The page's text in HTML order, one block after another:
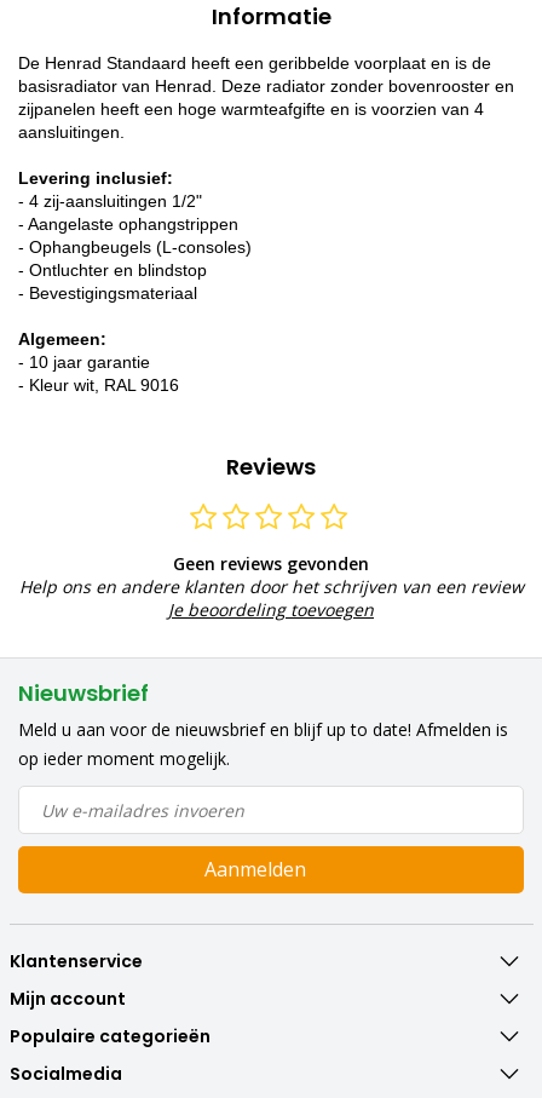
Informatie
De Henrad Standaard heeft een geribbelde voorplaat en is de
basisradiator van Henrad. Deze radiator zonder bovenrooster en
zijpanelen heeft een hoge warmteafgifte en is voorzien van 4
aansluitingen.
Levering inclusief:
- 4 zij-aansluitingen 1/2"
- Aangelaste ophangstrippen
- Ophangbeugels (L-consoles)
- Ontluchter en blindstop
- Bevestigingsmateriaal
Algemeen:
- 10 jaar garantie
- Kleur wit, RAL 9016
Reviews
Geen reviews gevonden
Help ons en andere klanten door het schrijven van een review
Je beoordeling toevoegen
Nieuwsbrief
Meld u aan voor de nieuwsbrief en blijf up to date! Afmelden is
op ieder moment mogelijk.
Aanmelden
Klantenservice
Mijn account
Populaire categorieën
Socialmedia